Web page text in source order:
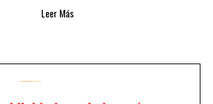
Leer Más